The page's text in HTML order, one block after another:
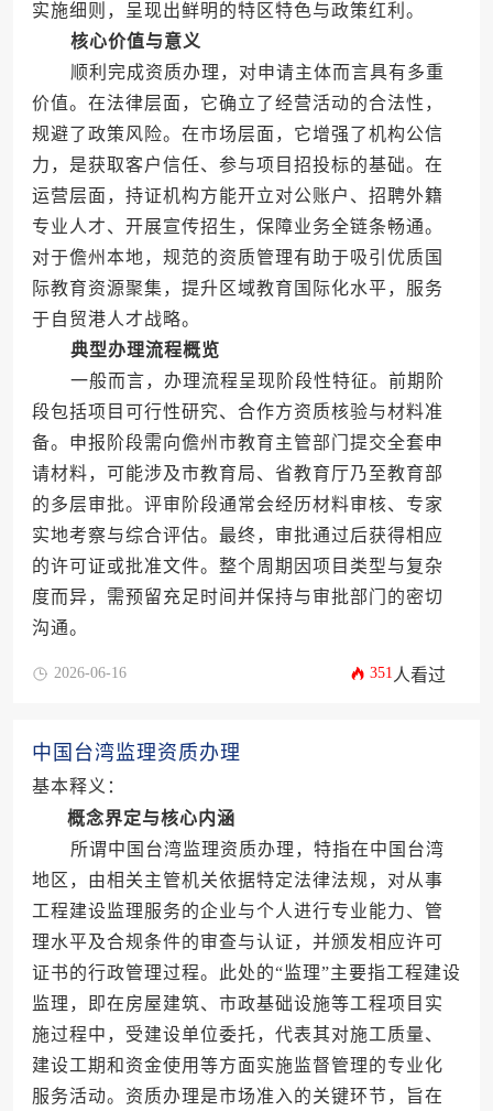
实施细则，呈现出鲜明的特区特色与政策红利。
核心价值与意义
顺利完成资质办理，对申请主体而言具有多重
价值。在法律层面，它确立了经营活动的合法性，
规避了政策风险。在市场层面，它增强了机构公信
力，是获取客户信任、参与项目招投标的基础。在
运营层面，持证机构方能开立对公账户、招聘外籍
专业人才、开展宣传招生，保障业务全链条畅通。
对于儋州本地，规范的资质管理有助于吸引优质国
际教育资源聚集，提升区域教育国际化水平，服务
于自贸港人才战略。
典型办理流程概览
一般而言，办理流程呈现阶段性特征。前期阶
段包括项目可行性研究、合作方资质核验与材料准
备。申报阶段需向儋州市教育主管部门提交全套申
请材料，可能涉及市教育局、省教育厅乃至教育部
的多层审批。评审阶段通常会经历材料审核、专家
实地考察与综合评估。最终，审批通过后获得相应
的许可证或批准文件。整个周期因项目类型与复杂
度而异，需预留充足时间并保持与审批部门的密切
沟通。
2026-06-16 351 人看过
中国台湾监理资质办理
基本释义：
概念界定与核心内涵
所谓中国台湾监理资质办理，特指在中国台湾
地区，由相关主管机关依据特定法律法规，对从事
工程建设监理服务的企业与个人进行专业能力、管
理水平及合规条件的审查与认证，并颁发相应许可
证书的行政管理过程。此处的“监理”主要指工程建设
监理，即在房屋建筑、市政基础设施等工程项目实
施过程中，受建设单位委托，代表其对施工质量、
建设工期和资金使用等方面实施监督管理的专业化
服务活动。资质办理是市场准入的关键环节，旨在